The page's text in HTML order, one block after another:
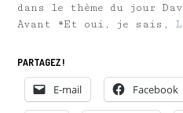
dans le thème du jour
Avant *Et oui, je sais,
PARTAGEZ !
E-mail Facebook